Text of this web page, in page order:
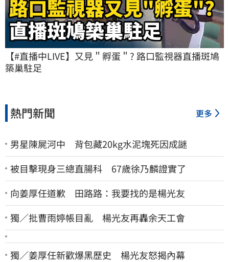
【#直播中LIVE】又見＂孵蛋＂? 路口監視器直播斑鳩
築巢駐足
熱門新聞 更多
男星陳屍河中 背包藏20kg水泥塊死因成謎
被目擊現身三總直腸科 67歲徐乃麟證實了
向姜厚任道歉 田路路：我要找的是楊光友
獨／批曹雨婷帳目亂 楊光友再轟余天工會
獨／姜厚任新歡爆黑歷史 楊光友怒揭內幕